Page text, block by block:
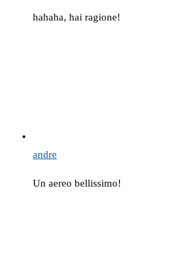
hahaha, hai ragione!
andre
Un aereo bellissimo!